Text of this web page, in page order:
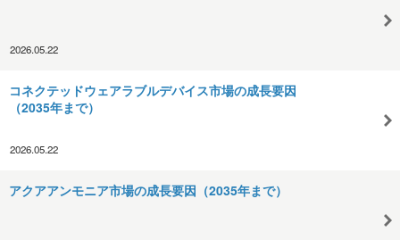
2026.05.22
コネクテッドウェアラブルデバイス市場の成長要因
（2035年まで）
2026.05.22
アクアアンモニア市場の成長要因（2035年まで）